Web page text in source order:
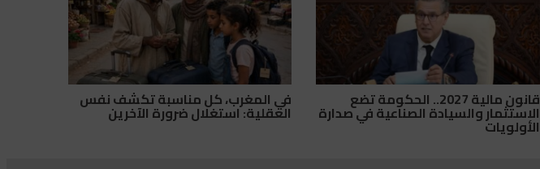
قانون مالية 2027.. الحكومة تضع
الاستثمار والسيادة الصناعية في صدارة
الأولويات
في المغرب، كل مناسبة تكشف نفس
العقلية: استغلال ضرورة الآخرين